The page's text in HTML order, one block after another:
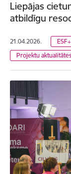
Liepājas
atbildīgu
21.04.2026.
Projektu aktualitātes